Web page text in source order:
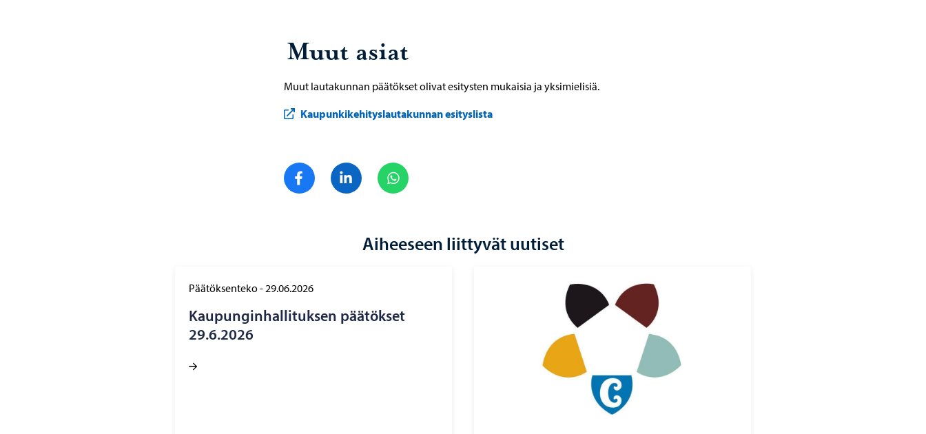
Muut asiat
Muut lautakunnan päätökset olivat esitysten mukaisia ja yksimielisiä.
Kaupunkikehityslautakunnan esityslista
Jaa FacebookJaa LinkedIn
Aiheeseen liittyvät uutiset
Päätöksenteko-29.06.2026
Kau­pun­gin­hal­li­tuk­sen pää­tök­set
29.6.2026